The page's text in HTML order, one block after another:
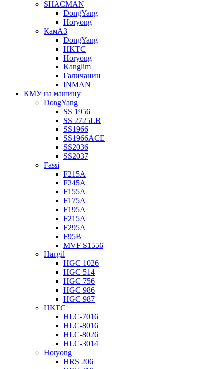
SHACMAN
DongYang
Horyong
КамАЗ
DongYang
HKTC
Horyong
Kanglim
Галичанин
INMAN
КМУ на машину
DongYang
SS 1956
SS 2725LB
SS1966
SS1966ACE
SS2036
SS2037
Fassi
F215A
F245A
F155A
F175A
F195A
F215A
F295A
F95B
MVF S1556
Hangil
HGC 1026
HGC 514
HGC 756
HGC 986
HGC 987
HKTC
HLC-7016
HLC-8016
HLC-8026
HLC-3014
Horyong
HRS 206